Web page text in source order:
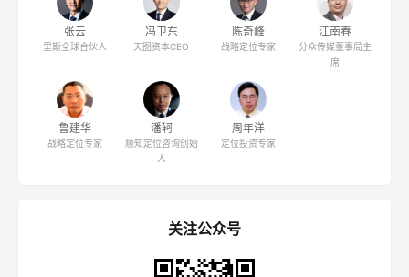
张云
里斯全球合伙人
冯卫东
天图资本CEO
陈奇峰
战略定位专家
江南春
分众传媒董事局主
席
鲁建华
战略定位专家
潘轲
顺知定位咨询创始
人
周年洋
定位投资专家
关注公众号